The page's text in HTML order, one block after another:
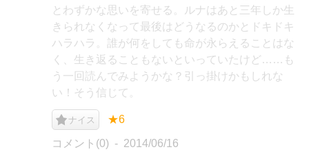
とわずかな思いを寄せる。ルナはあと三年しか生
きられなくなって最後はどうなるのかとドキドキ
ハラハラ。誰が何をしても命が永らえることはな
く、生き返ることもないといっていたけど……も
う一回読んでみようかな？引っ掛けかもしれな
い！そう信じて。
ナイス ★6
コメント(0) 2014/06/16